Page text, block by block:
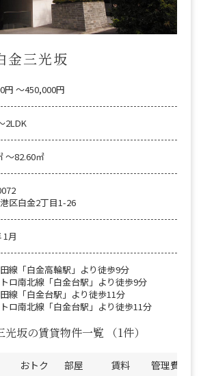
金三光坂
円 〜450,000円
2LDK
〜82.60㎡
区白金2丁目1-26
1月
線「白金高輪駅」より徒歩9分
ロ南北線「白金台駅」より徒歩9分
線「白金台駅」より徒歩11分
ロ南北線「白金台駅」より徒歩11分
光坂の賃貸物件一覧 （1件）
おトク 部屋 賃料 管理費